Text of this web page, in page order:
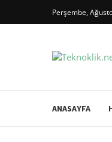
Perşembe,
ANASAYFA